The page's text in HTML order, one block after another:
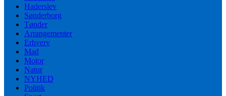
Haderslev
Sønderborg
Tønder
Arrangementer
Erhverv
Mad
Motor
Natur
NYHED
Politik